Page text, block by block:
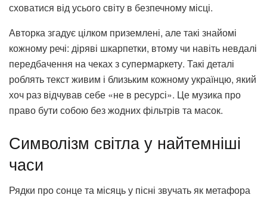
сховатися від усього світу в безпечному місці.
Авторка згадує цілком приземлені, але такі знайомі
кожному речі: діряві шкарпетки, втому чи навіть невдалі
передбачення на чеках з супермаркету. Такі деталі
роблять текст живим і близьким кожному українцю, який
хоч раз відчував себе «не в ресурсі». Це музика про
право бути собою без жодних фільтрів та масок.
Символізм світла у найтемніші
часи
Рядки про сонце та місяць у пісні звучать як метафора